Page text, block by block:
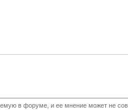
в форуме, и ее мнение может не